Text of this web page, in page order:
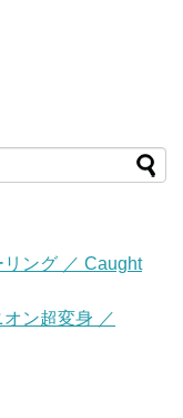
リング ／ Caught
ン超変身 ／